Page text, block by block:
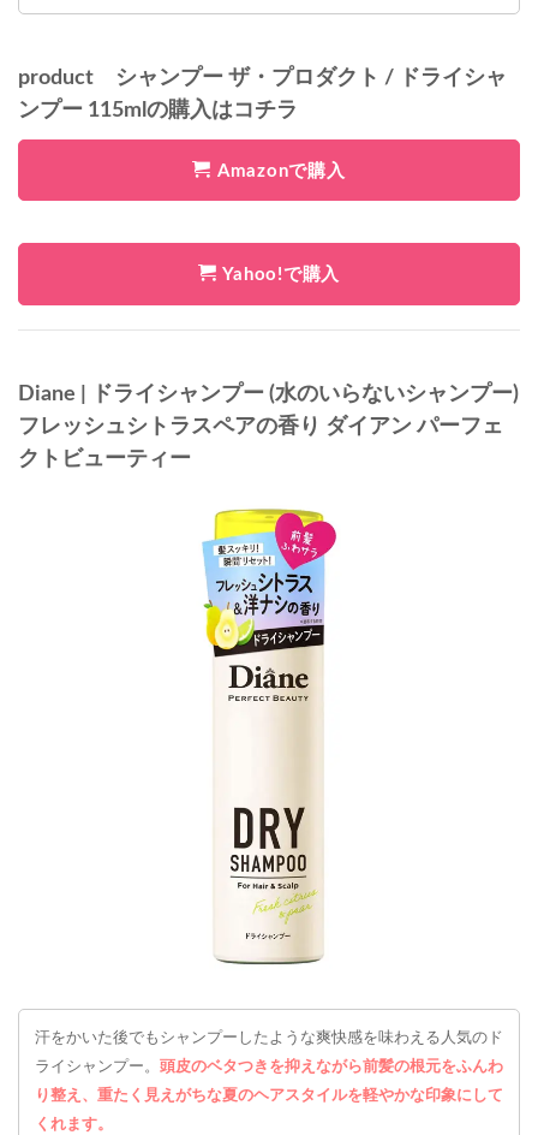
product シャンプー ザ・プロダクト / ドライシャ
ンプー 115mlの購入はコチラ
Amazonで購入
Yahoo!で購入
Diane | ドライシャンプー (水のいらないシャンプー)
フレッシュシトラスペアの香り ダイアン パーフェ
クトビューティー
汗をかいた後でもシャンプーしたような爽快感を味わえる人気のド
ライシャンプー。 頭皮のベタつきを抑えながら前髪の根元をふんわ
り整え、重たく見えがちな夏のヘアスタイルを軽やかな印象にして
くれます。